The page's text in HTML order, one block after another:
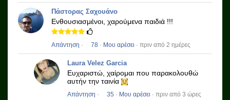
Πάστορας Σαχουάνο
Ενθουσιασμένοι, χαρούμενα παιδιά !!!
Απάντηση · 78 · Μου αρέσει · πριν από 2 ημέρες
Laura Velez Garcia
Ευχαριστώ, χαίρομαι που παρακολουθώ
αυτήν την ταινία
Απάντηση · 35 · Μου αρέσει · πριν από 3 ώρες